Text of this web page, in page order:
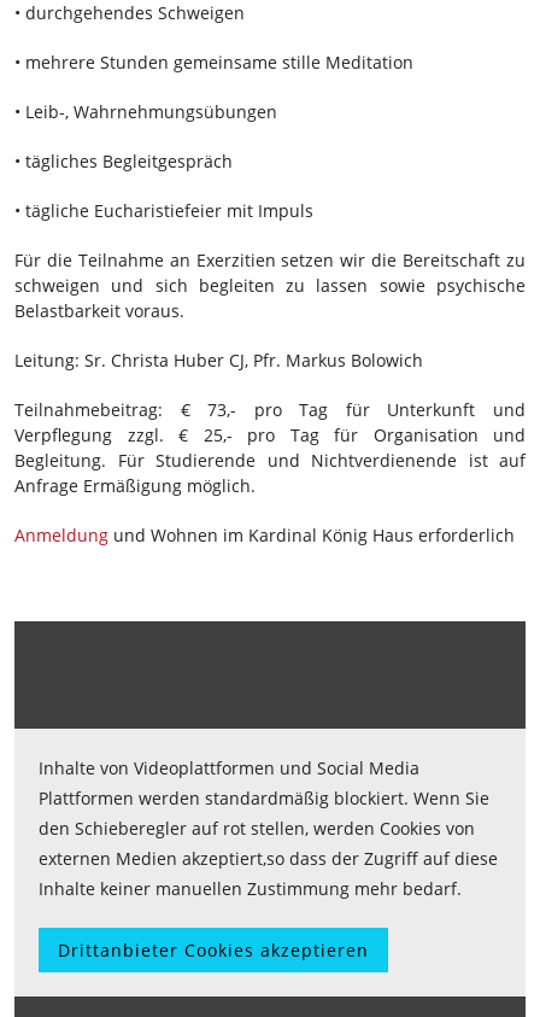
• durchgehendes Schweigen
• mehrere Stunden gemeinsame stille Meditation
• Leib-, Wahrnehmungsübungen
• tägliches Begleitgespräch
• tägliche Eucharistiefeier mit Impuls
Für die Teilnahme an Exerzitien setzen wir die Bereitschaft zu
schweigen und sich begleiten zu lassen sowie psychische
Belastbarkeit voraus.
Leitung: Sr. Christa Huber CJ, Pfr. Markus Bolowich
Teilnahmebeitrag: €73,- pro Tag für Unterkunft und
Verpflegung zzgl. € 25,- pro Tag für Organisation und
Begleitung. Für Studierende und Nichtverdienende ist auf
Anfrage Ermäßigung möglich.
Anmeldung und Wohnen im Kardinal König Haus erforderlich
Inhalte von Videoplattformen und Social Media
Plattformen werden standardmäßig blockiert. Wenn Sie
den Schieberegler auf rot stellen, werden Cookies von
externen Medien akzeptiert,so dass der Zugriff auf diese
Inhalte keiner manuellen Zustimmung mehr bedarf.
Drittanbieter Cookies akzeptieren